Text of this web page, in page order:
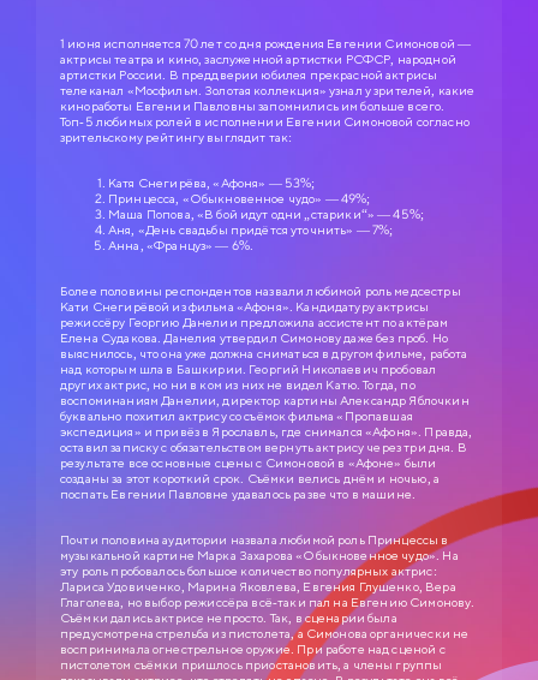
1 июня исполняется 70 лет со дня рождения Евгении Симоновой —
актрисы театра и кино, заслуженной артистки РСФСР, народной
артистки России. В преддверии юбилея прекрасной актрисы
телеканал «Мосфильм. Золотая коллекция» узнал у зрителей, какие
киноработы Евгении Павловны запомнились им больше всего.
Топ-5 любимых ролей в исполнении Евгении Симоновой согласно
зрительскому рейтингу выглядит так:
Катя Снегирёва, «Афоня» — 53%;
Принцесса, «Обыкновенное чудо» — 49%;
Маша Попова, «В бой идут одни „старики“» — 45%;
Аня, «День свадьбы придётся уточнить» — 7%;
Анна, «Француз» — 6%.
Более половины респондентов назвали любимой роль медсестры
Кати Снегирёвой из фильма «Афоня». Кандидатуру актрисы
режиссёру Георгию Данелии предложила ассистент по актёрам
Елена Судакова. Данелия утвердил Симонову даже без проб. Но
выяснилось, что она уже должна сниматься в другом фильме, работа
над которым шла в Башкирии. Георгий Николаевич пробовал
других актрис, но ни в ком из них не видел Катю. Тогда, по
воспоминаниям Данелии, директор картины Александр Яблочкин
буквально похитил актрису со съёмок фильма «Пропавшая
экспедиция» и привёз в Ярославль, где снимался «Афоня». Правда,
оставил записку с обязательством вернуть актрису через три дня. В
результате все основные сцены с Симоновой в «Афоне» были
созданы за этот короткий срок. Съёмки велись днём и ночью, а
поспать Евгении Павловне удавалось разве что в машине.
Почти половина аудитории назвала любимой роль Принцессы в
музыкальной картине Марка Захарова «Обыкновенное чудо». На
эту роль пробовалось большое количество популярных актрис:
Лариса Удовиченко, Марина Яковлева, Евгения Глушенко, Вера
Глаголева, но выбор режиссёра всё-таки пал на Евгению Симонову.
Съёмки дались актрисе непросто. Так, в сценарии была
предусмотрена стрельба из пистолета, а Симонова органически не
воспринимала огнестрельное оружие. При работе над сценой с
пистолетом съёмки пришлось приостановить, а члены группы
СЛУЖЕБНЫЙ РОМАН